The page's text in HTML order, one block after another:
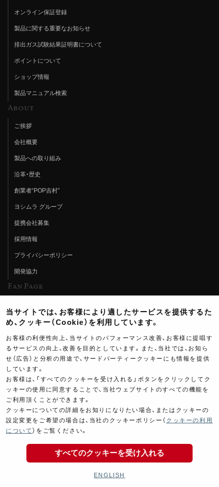
￥36,000
オンライン保証登録
製品に関する重要なお知らせ
排出ガス試験結果証明書について
ポイントについて
ショップ情報
製品マニュアル検索
About
ご挨拶
会社概要
製品への取り組み
沿革・歴史
創業者“POP吉村”
ヨシムラ グループ
提携会社募集
採用情報
プライバシーポリシー
開発協力
Fan Page
ヨシムラTV
イベント情報
イベントスケジュール
ツーリングブレイクタイム
製品ポスター
Copyright ©YOSHIMURA JAPAN Co,Ltd. All Rights
当サイトでは、お客様により適したサービスを提供するた
め、クッキー（Cookie）を利用しています。
お客様の利便性向上、当サイトのパフォーマンス改善、お客様に提唱す
るサービスの向上、改善を目的としています。また、当社では、お知ら
せ（広告）と分析の用途で、サードパーティークッキーにも情報を提供
しています。
お客様は、「すべてのクッキーを受け入れる」ボタンをクリックしてク
ッキーの使用に同意することで、当社ウェブサイトのすべての機能を
ご利用頂くことができます。
クッキーについての詳細をお知りになりたい場合、またはクッキーの
設定変更をご希望の場合は、当社のクッキーポリシー（ クッキーの利用
について ）をご覧ください。
すべてのクッキーを受け入れる
ENGLISH